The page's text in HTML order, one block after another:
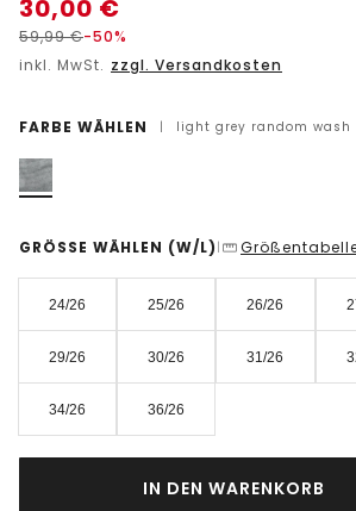
30,00 €
59,99€-50%
inkl. MwSt. zzgl. Versandkosten
FARBE WÄHLEN | light grey random wash
GRÖSSE WÄHLEN (W/L) |
24/26 25/26 26/26
29/26 30/26 31/26
34/26 36/26
IN DEN WARENKORB